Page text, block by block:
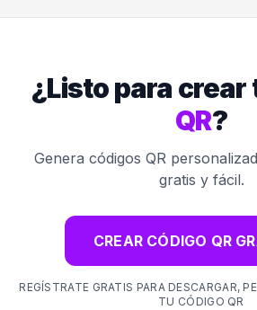
¿Listo para crear
QR?
Genera códigos QR
gratis y fácil.
CREAR CÓDIGO QR
REGÍSTRATE GRATIS PARA DESCARGAR,
TU CÓDIGO QR